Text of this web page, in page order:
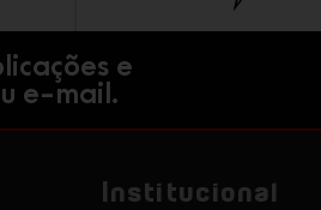
e
e-mail.
Institucional